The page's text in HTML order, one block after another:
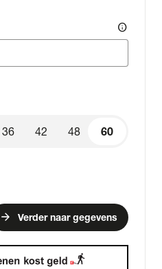
info
60
36 42 48 60
arrow_forward Verder naar gegevens